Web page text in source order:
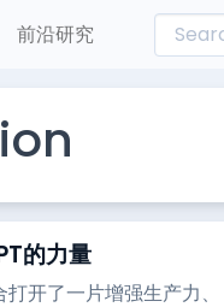
前沿研究
的力量
开了一片增强生产力、